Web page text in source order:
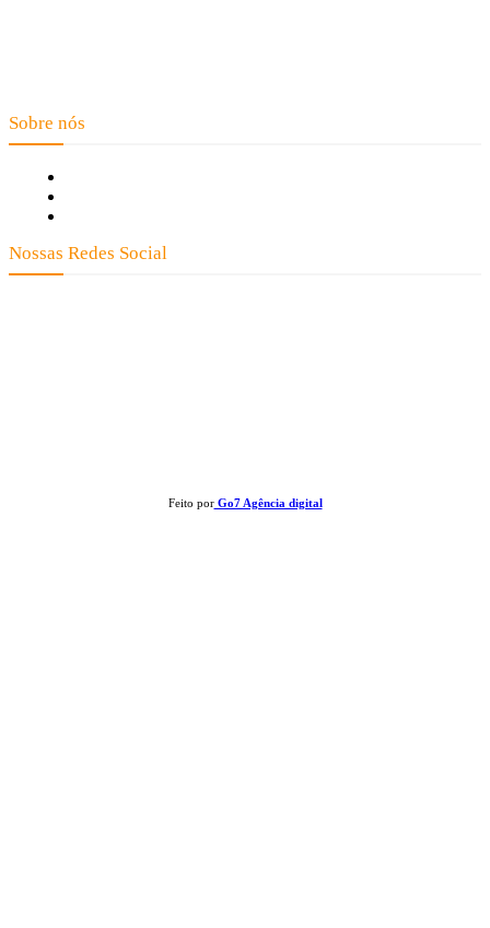
Sobre nós
Nossas Redes Social
Feito porGo7 Agência digital